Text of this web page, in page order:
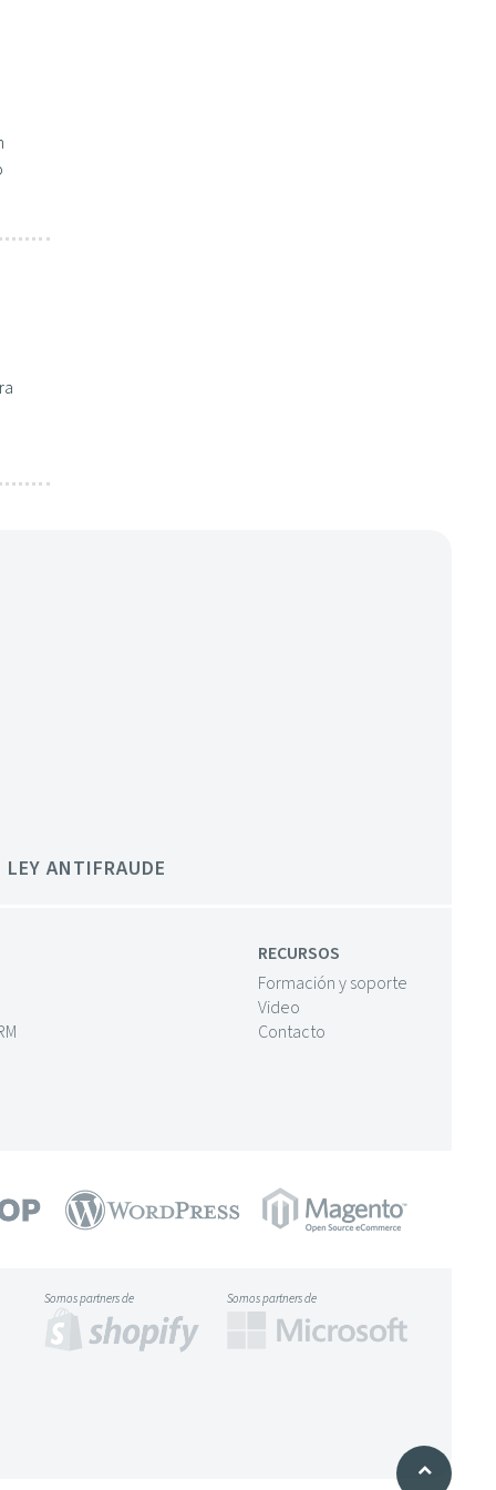
LEY ANTIFRAUDE
RECURSOS
Formación y soporte
Video
Contacto
Somos partners de Somos partners de